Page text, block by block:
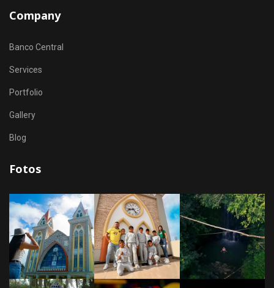
Company
Banco Central
Services
Portfolio
Gallery
Blog
Fotos